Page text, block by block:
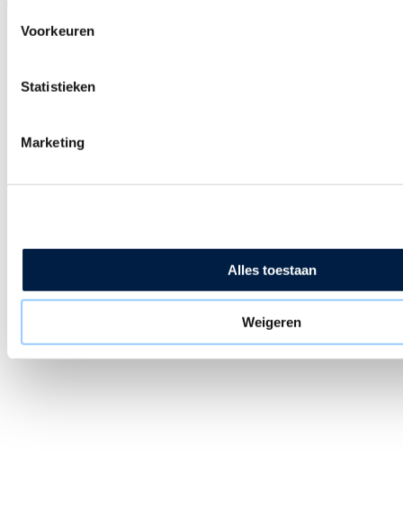
Voorkeuren
Statistieken
Marketing
Alles toestaan
Weigeren
calendar_today 27 juli 2026